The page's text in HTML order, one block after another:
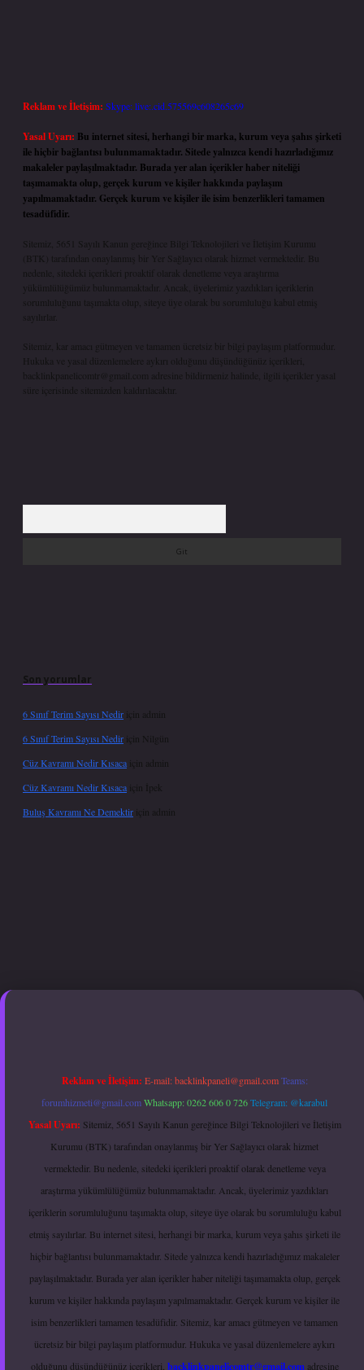
Reklam ve İletişim: Skype: live:.cid.575569c608265c69
Yasal Uyarı: Bu internet sitesi, herhangi bir marka, kurum veya şahıs şirketi
ile hiçbir bağlantısı bulunmamaktadır. Sitede yalnızca kendi hazırladığımız
makaleler paylaşılmaktadır. Burada yer alan içerikler haber niteliği
taşımamakta olup, gerçek kurum ve kişiler hakkında paylaşım
yapılmamaktadır. Gerçek kurum ve kişiler ile isim benzerlikleri tamamen
tesadüfidir.
Sitemiz, 5651 Sayılı Kanun gereğince Bilgi Teknolojileri ve İletişim Kurumu
(BTK) tarafından onaylanmış bir Yer Sağlayıcı olarak hizmet vermektedir. Bu
nedenle, sitedeki içerikleri proaktif olarak denetleme veya araştırma
yükümlülüğümüz bulunmamaktadır. Ancak, üyelerimiz yazdıkları içeriklerin
sorumluluğunu taşımakta olup, siteye üye olarak bu sorumluluğu kabul etmiş
sayılırlar.
Sitemiz, kar amacı gütmeyen ve tamamen ücretsiz bir bilgi paylaşım platformudur.
Hukuka ve yasal düzenlemelere aykırı olduğunu düşündüğünüz içerikleri,
backlinkpanelicomtr@gmail.com
adresine bildirmeniz halinde, ilgili içerikler yasal
süre içerisinde sitemizden kaldırılacaktır.
Son yorumlar
6 Sınıf Terim Sayısı Nedir için
admin
6 Sınıf Terim Sayısı Nedir için Nilgün
Cüz Kavramı Nedir Kısaca için
admin
Cüz Kavramı Nedir Kısaca için İpek
Buluş Kavramı Ne Demektir için admin
giriş adresi güncellendibetexper.xyzhiltonbet güncel giriş
Reklam ve İletişim: E-mail:backlinkpaneli@gmail.com Teams:
forumhizmeti@gmail.comWhatsapp: 0262 606 0 726Telegram: @karabul
Yasal Uyarı: Sitemiz, 5651 Sayılı Kanun gereğince Bilgi Teknolojileri ve İletişim
Kurumu (BTK) tarafından onaylanmış bir Yer Sağlayıcı olarak hizmet
vermektedir. Bu nedenle, sitedeki içerikleri proaktif olarak denetleme veya
araştırma yükümlülüğümüz bulunmamaktadır. Ancak, üyelerimiz yazdıkları
içeriklerin sorumluluğunu taşımakta olup, siteye üye olarak bu sorumluluğu kabul
etmiş sayılırlar. Bu internet sitesi, herhangi bir marka, kurum veya şahıs şirketi ile
hiçbir bağlantısı bulunmamaktadır. Sitede yalnızca kendi hazırladığımız makaleler
paylaşılmaktadır. Burada yer alan içerikler haber niteliği taşımamakta olup, gerçek
kurum ve kişiler hakkında paylaşım yapılmamaktadır. Gerçek kurum ve kişiler ile
isim benzerlikleri tamamen tesadüfidir. Sitemiz, kar amacı gütmeyen ve tamamen
ücretsiz bir bilgi paylaşım platformudur. Hukuka ve yasal düzenlemelere aykırı
olduğunu düşündüğünüz içerikleri, backlinkpanelicomtr@gmail.comadresine